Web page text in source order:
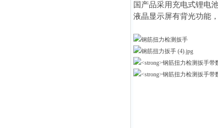
国产品采用充电式锂电
液晶显示屏有背光功能